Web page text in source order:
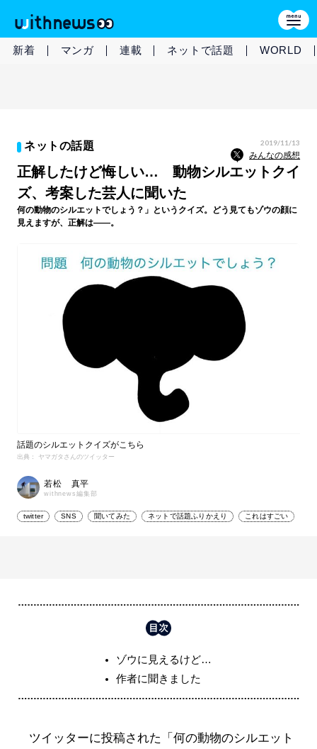
新着 マンガ 連載 ネットで話題 WORLD
ネットの話題 2019/11/13
みんなの感想
正解したけど悔しい… 動物シルエットクイ
ズ、考案した芸人に聞いた
何の動物のシルエットでしょう？」というクイズ。どう見てもゾウの顔に
見えますが、正解は――。
話題のシルエットクイズがこちら
出典： ヤマガタさんのツイッター
若松 真平
withnews編集部
twitter SNS 聞いてみた ネットで話題ふりかえり これはすごい
ゾウに見えるけど…
作者に聞きました
ツイッターに投稿された「何の動物のシルエット